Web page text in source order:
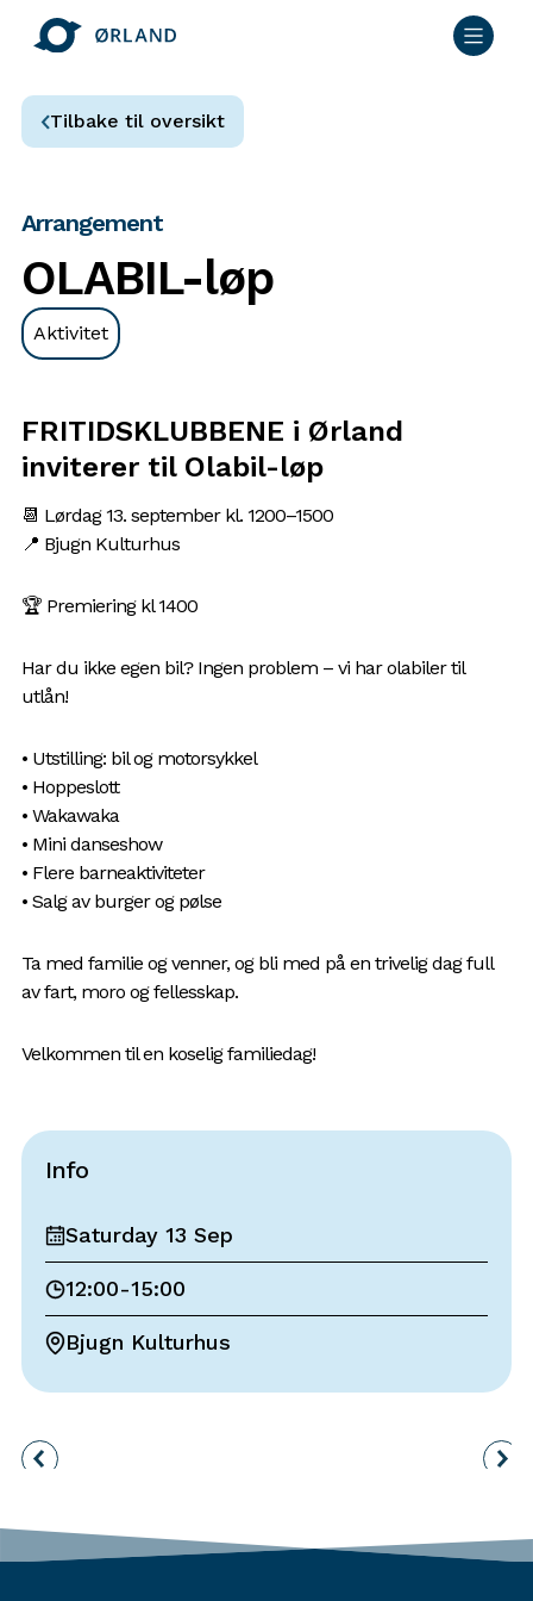
Tilbake til oversikt
Arrangement
OLABIL-løp
Aktivitet
FRITIDSKLUBBENE i Ørland
inviterer til Olabil-løp
📆 Lørdag 13. september kl. 1200–1500
📍 Bjugn Kulturhus
🏆 Premiering kl 1400
Har du ikke egen bil? Ingen problem – vi har olabiler til
utlån!
• Utstilling: bil og motorsykkel
• Hoppeslott
• Wakawaka
• Mini danseshow
• Flere barneaktiviteter
• Salg av burger og pølse
Ta med familie og venner, og bli med på en trivelig dag full
av fart, moro og fellesskap.
Velkommen til en koselig familiedag!
Info
Saturday 13 Sep
12:00-15:00
Bjugn Kulturhus